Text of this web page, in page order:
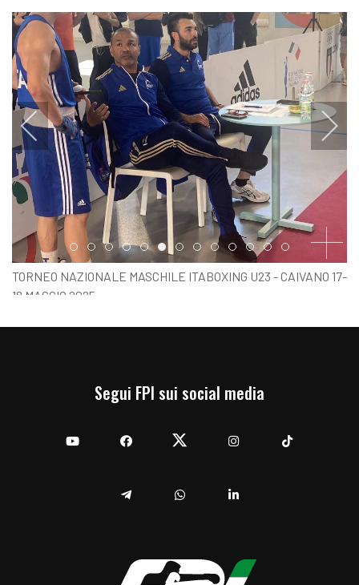
Item 0Item 1Item 2Item 3Item 4Item 5Item 6Item 7Item 8Item 9Item 10
Item 11Item 12
TORNEO NAZIONALE MASCHILE ITABOXING U23 - CAIVANO 17-
18 MAGGIO 2025
FOTO PRIMA GIORNATA
Segui FPI sui social media